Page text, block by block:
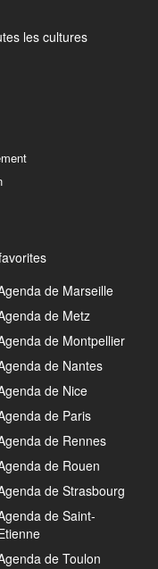
les cultures
de Marseille
de Metz
de Montpellier
de Nantes
de Nice
de Paris
de Rennes
de Rouen
de Strasbourg
de Saint-
de Toulon